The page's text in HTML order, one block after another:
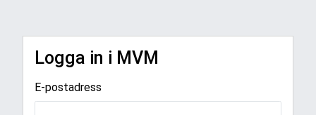
Logga in i MVM
E-postadress